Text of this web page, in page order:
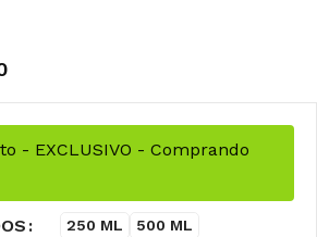
- EXCLUSIVO - Comprando
250 ML 500 ML